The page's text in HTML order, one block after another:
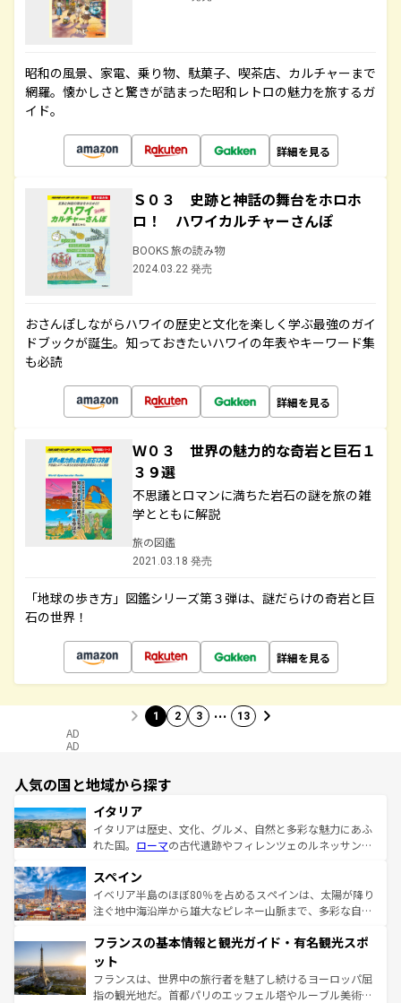
昭和の風景、家電、乗り物、駄菓子、喫茶店、カルチャーまで
網羅。懐かしさと驚きが詰まった昭和レトロの魅力を旅するガ
イド。
詳細を見る
Ｓ０３ 史跡と神話の舞台をホロホ
ロ！ ハワイカルチャーさんぽ
BOOKS 旅の読み物
2024.03.22 発売
おさんぽしながらハワイの歴史と文化を楽しく学ぶ最強のガイ
ドブックが誕生。知っておきたいハワイの年表やキーワード集
も必読
詳細を見る
Ｗ０３ 世界の魅力的な奇岩と巨石１
３９選
不思議とロマンに満ちた岩石の謎を旅の雑
学とともに解説
旅の図鑑
2021.03.18 発売
「地球の歩き方」図鑑シリーズ第３弾は、謎だらけの奇岩と巨
石の世界！
詳細を見る
1 2 3 … 13
AD
AD
人気の国と地域から探す
イタリア
イタリアは歴史、文化、グルメ、自然と多彩な魅力にあふ
れた国。 ローマの古代遺跡やフィレンツェのルネッサンス
ろん、トスカーナの美しい田園風景やアマルフィ海岸の絶
景など、自然景観も見逃せない。観光の合間には、本場の
ピザやパスタなど、絶品のイタリア料理を堪能することも
ませてくれるイタリアで、忘れられない旅をしてみよう！
なお、新着のイタリア情報は
しい。
スペイン
イベリア半島のほぼ80％を占めるスペインは、太陽が降り
注ぐ地中海沿岸から雄大なピレネー山脈まで、多彩な自然
文化が根付くこの国では、情熱的なフラメンコ、熱気あふ
れる闘牛、そして美味しいタパスが生活の一部となってい
る。首都マドリードの洗練された雰囲気や、バルセロナの
アートに溢れた街角から、地方では古代ローマ遺跡や中世
フランスの基本情報と観光ガイド・有名観光スポ
ット
フランスは、世界中の旅行者を魅了し続けるヨーロッパ屈
指の観光地だ。首都パリのエッフェル塔やルーブル美術館